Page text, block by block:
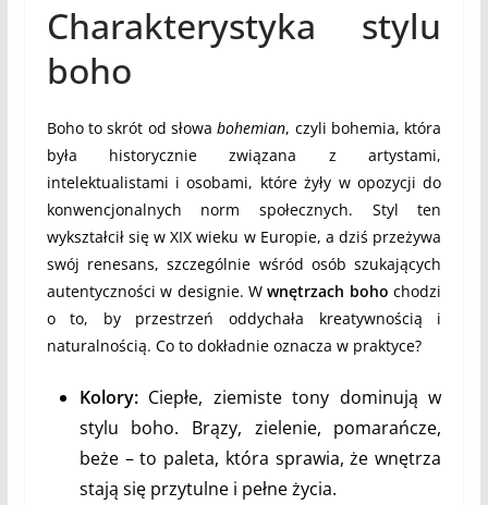
Charakterystyka stylu
boho
Boho to skrót od słowabohemian, czyli bohemia, która
była historycznie związana z artystami,
intelektualistami i osobami, które żyły w opozycji do
konwencjonalnych norm społecznych. Styl ten
wykształcił się w XIX wieku w Europie, a dziś przeżywa
swój renesans, szczególnie wśród osób szukających
autentyczności w designie. Wwnętrzach boho chodzi
o to, by przestrzeń oddychała kreatywnością i
naturalnością. Co to dokładnie oznacza w praktyce?
Kolory:Ciepłe, ziemiste tony dominują w
stylu boho. Brązy, zielenie, pomarańcze,
beże – to paleta, która sprawia, że wnętrza
stają się przytulne i pełne życia.